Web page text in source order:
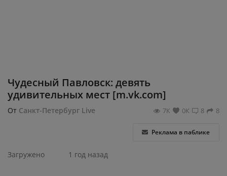
Чудесный Павловск: девять
удивительных мест [m.vk.com]
От Санкт-Петербург Live 8
8
0К
7К
Реклама в паблике
Загружено 1 год назад